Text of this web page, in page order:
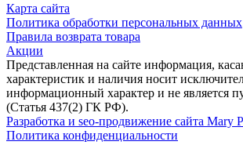
Карта сайта
Политика обработки персональных данных
Правила возврата товара
Акции
Представленная на сайте информация,
характеристик и наличия носит
информационный характер и не является
(Статья 437(2) ГК РФ).
Разработка и seo-продвижение сайта Mary
Политика конфиденциальности